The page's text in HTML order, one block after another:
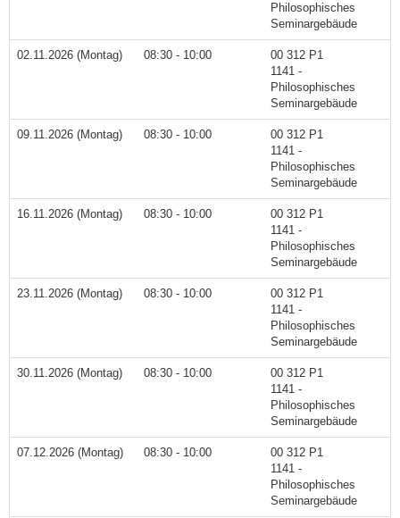
Philosophisches
Seminargebäude
02.11.2026 (Montag) 08:30 - 10:00
00 312 P1
1141 -
Philosophisches
Seminargebäude
09.11.2026 (Montag) 08:30 - 10:00
00 312 P1
1141 -
Philosophisches
Seminargebäude
16.11.2026 (Montag) 08:30 - 10:00
00 312 P1
1141 -
Philosophisches
Seminargebäude
23.11.2026 (Montag) 08:30 - 10:00
00 312 P1
1141 -
Philosophisches
Seminargebäude
30.11.2026 (Montag) 08:30 - 10:00
00 312 P1
1141 -
Philosophisches
Seminargebäude
07.12.2026 (Montag) 08:30 - 10:00
00 312 P1
1141 -
Philosophisches
Seminargebäude